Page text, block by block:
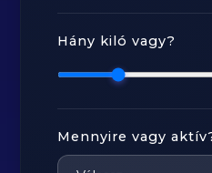
Hány kiló vagy?
Mennyire vagy